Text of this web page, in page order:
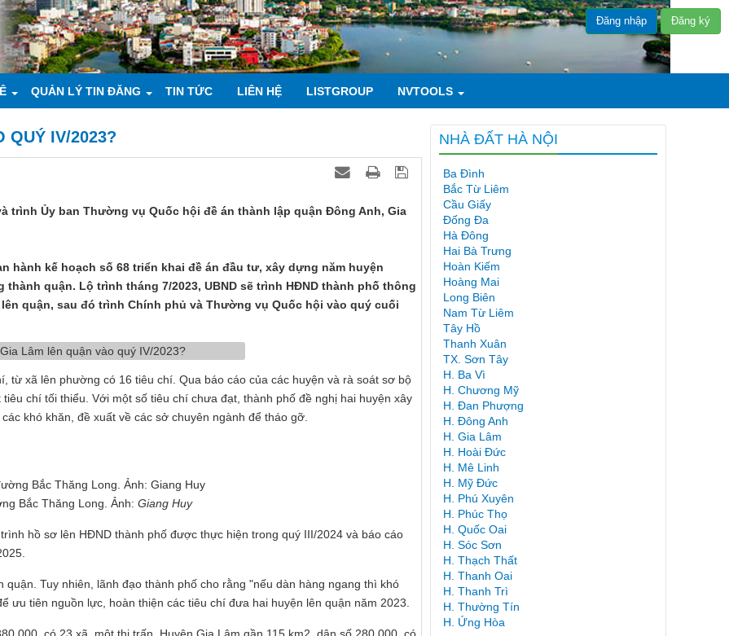
Đăng nhập Đăng ký
QUẢN LÝ TIN ĐĂNG TIN TỨC LIÊN HỆ LISTGROUP NVTOOLS
QUÝ IV/2023?
trình Ủy ban Thường vụ Quốc hội đề án thành lập quận Đông Anh, Gia
hành kế hoạch số 68 triển khai đề án đầu tư, xây dựng năm huyện
quận. Lộ trình tháng 7/2023, UBND sẽ trình HĐND thành phố thông
quận, sau đó trình Chính phủ và Thường vụ Quốc hội vào quý cuối
từ xã lên phường có 16 tiêu chí. Qua báo cáo của các huyện và rà soát sơ bộ
chí tối thiểu. Với một số tiêu chí chưa đạt, thành phố đề nghị hai huyện xây
khó khăn, đề xuất về các sở chuyên ngành để tháo gỡ.
Bắc Thăng Long. Ảnh: Giang Huy
hồ sơ lên HĐND thành phố được thực hiện trong quý III/2024 và báo cáo
Tuy nhiên, lãnh đạo thành phố cho rằng "nếu dàn hàng ngang thì khó
ưu tiên nguồn lực, hoàn thiện các tiêu chí đưa hai huyện lên quận năm 2023.
NHÀ ĐẤT HÀ NỘI
Ba Đình
Bắc Từ Liêm
Cầu Giấy
Đống Đa
Hà Đông
Hai Bà Trưng
Hoàn Kiếm
Hoàng Mai
Long Biên
Nam Từ Liêm
Tây Hồ
Thanh Xuân
TX. Sơn Tây
H. Ba Vì
H. Chương Mỹ
H. Đan Phượng
H. Đông Anh
H. Gia Lâm
H. Hoài Đức
H. Mê Linh
H. Mỹ Đức
H. Phú Xuyên
H. Phúc Thọ
H. Quốc Oai
H. Sóc Sơn
H. Thạch Thất
H. Thanh Oai
H. Thanh Trì
H. Thường Tín
H. Ứng Hòa